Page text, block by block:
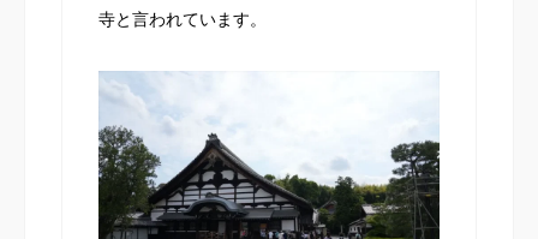
寺と言われています。